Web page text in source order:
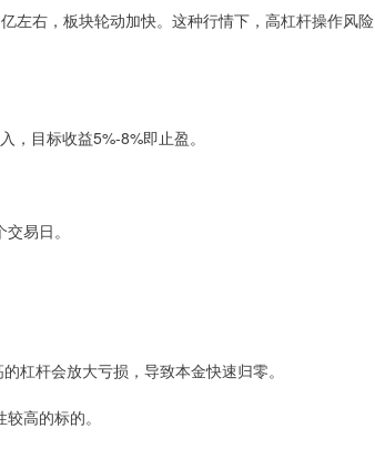
左右，板块轮动加快。这种行情下，高杠杆操作风险
目标收益5%-8%即止盈。
易日。
杠杆会放大亏损，导致本金快速归零。
高的标的。